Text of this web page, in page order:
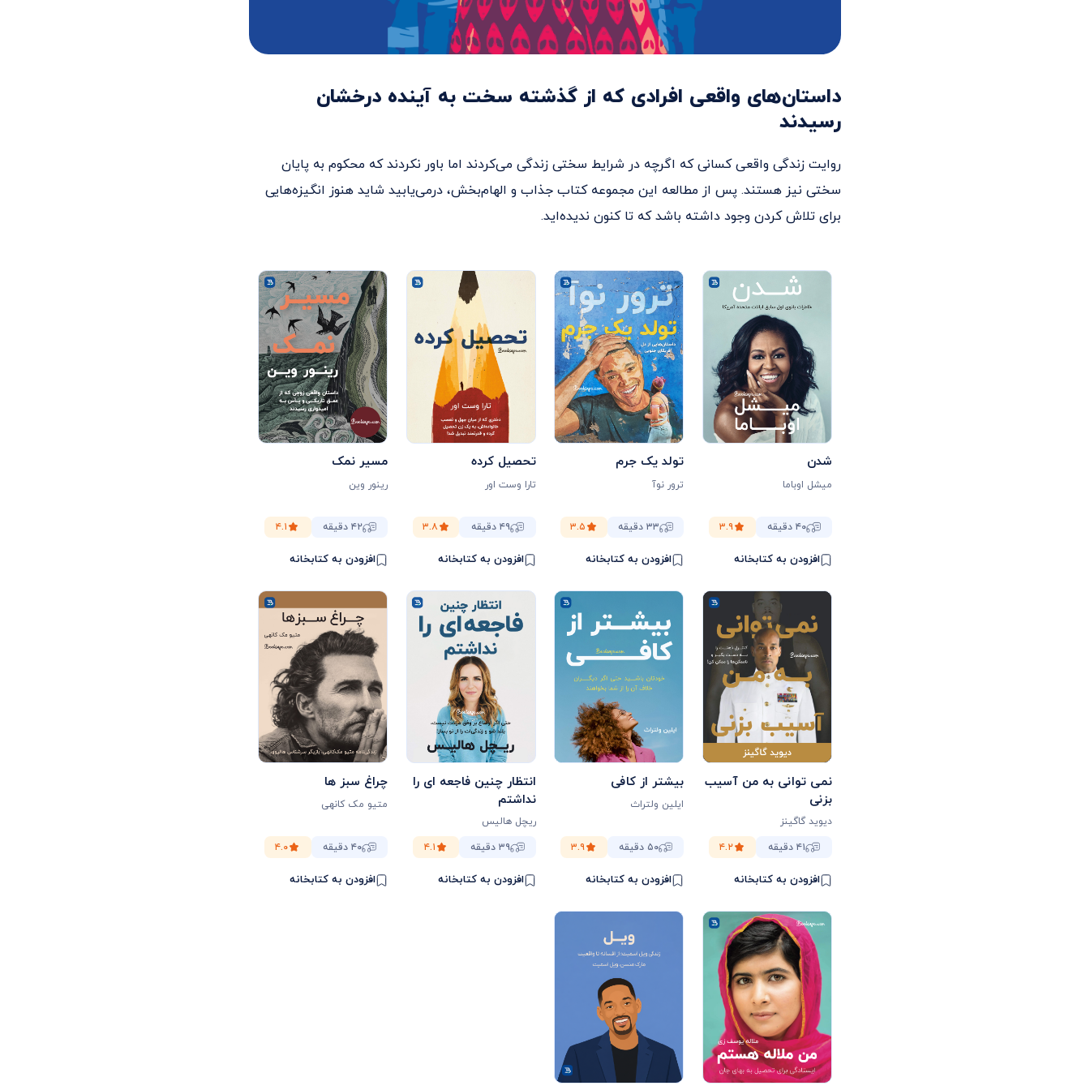
داستان‌های واقعی افرادی که از گذشته‌ سخت به آینده درخشان
رسیدند
روایت زندگی واقعی کسانی که اگرچه در شرایط سختی زندگی می‌کردند اما باور نکردند که محکوم به پایان
سختی نیز هستند. پس از مطالعه این مجموعه کتاب جذاب و الهام‌بخش، درمی‌یابید شاید هنوز انگیزه‌هایی
برای تلاش کردن وجود داشته باشد که تا کنون ندیده‌اید.
شدن
میشل اوباما
۴۰ دقیقه ۳.۹
افزودن به کتابخانه
تولد یک جرم
ترور نوآ
۳۳ دقیقه ۳.۵
افزودن به کتابخانه
تحصیل کرده
تارا وست اور
۴۹ دقیقه ۳.۸
افزودن به کتابخانه
مسیر نمک
رینور وین
۴۲ دقیقه ۴.۱
افزودن به کتابخانه
نمی توانی به من آسیب
بزنی
دیوید گاگینز
۴۱ دقیقه
۴.۲
افزودن به کتابخانه
بیشتر از کافی
ایلین ولتراث
۵۰ دقیقه ۳.۹
افزودن به کتابخانه
انتظار چنین فاجعه ای را
نداشتم
ریچل هالیس
۳۹ دقیقه
۴.۱
افزودن به کتابخانه
چراغ سبز ها
متیو مک‌ کانهی
۴۰ دقیقه ۴.۰
افزودن به کتابخانه